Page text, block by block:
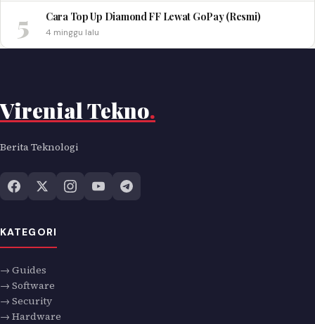
5 Cara Top Up Diamond FF Lewat GoPay (Resmi)
4 minggu lalu
Virenial Tekno.
Berita Teknologi
KATEGORI
→ Guides
→ Software
→ Security
→ Hardware